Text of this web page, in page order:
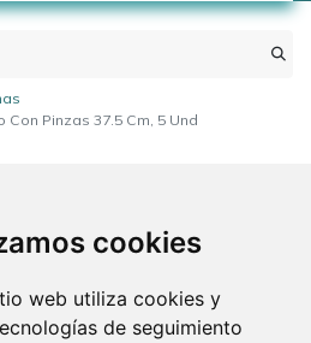
cookies
web utiliza cookies y
de seguimiento
Pinzas 37.5 Cm, 5 Und